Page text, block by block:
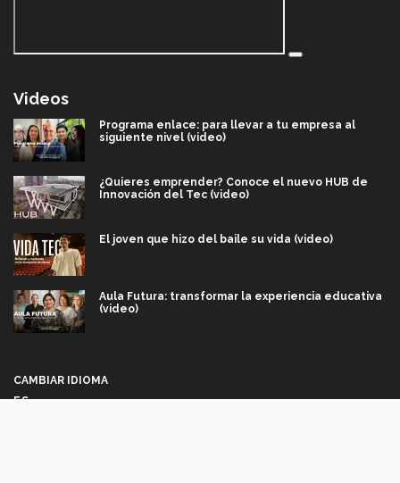
Videos
Programa enlace: para llevar a tu empresa al
siguiente nivel (video)
¿Quieres emprender? Conoce el nuevo HUB de
Innovación del Tec (video)
El joven que hizo del baile su vida (video)
Aula Futura: transformar la experiencia educativa
(video)
CAMBIAR IDIOMA
ES